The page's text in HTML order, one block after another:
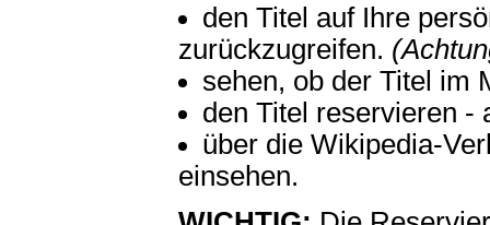
den Titel auf Ihre
zurückzugreifen.
sehen, ob der Titel im
den Titel reservieren -
über die Wikipedia-
einsehen.